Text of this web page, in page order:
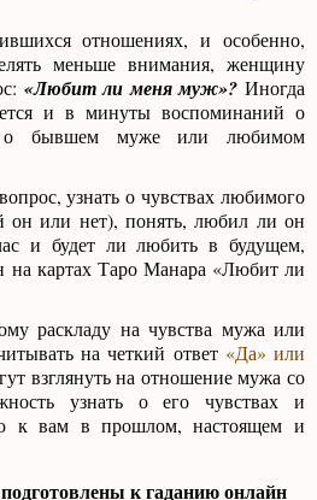
отношениях, и особенно,
меньше внимания, женщину
«Любит ли меня муж»? Иногда
и в минуты воспоминаний о
о бывшем муже или любимом
узнать о чувствах любимого
или нет), понять, любил ли он
и будет ли любить в будущем,
на картах Таро Манара «Любит ли
раскладу на чувства мужа или
на четкий ответ «Да» или
взглянуть на отношение мужа со
узнать о его чувствах и
к вам в прошлом, настоящем и
к гаданию онлайн